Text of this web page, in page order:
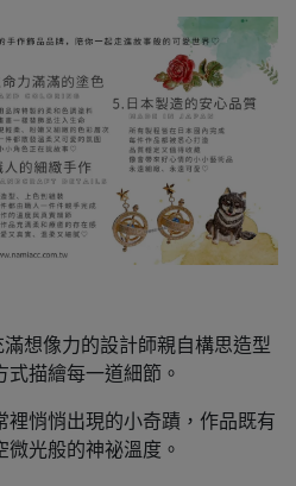
滿想像力的設計師親自構思造型
描繪每一道細節。
裡悄悄出現的小奇蹟，作品既有
光般的神祕溫度。